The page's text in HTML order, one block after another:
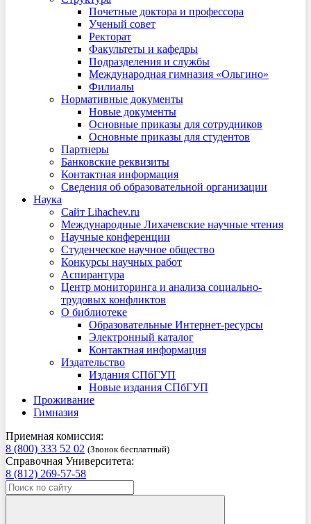
Почетные доктора и профессора
Ученый совет
Ректорат
Факультеты и кафедры
Подразделения и службы
Международная гимназия «Ольгино»
Филиалы
Нормативные документы
Новые документы
Основные приказы для сотрудников
Основные приказы для студентов
Партнеры
Банковские реквизиты
Контактная информация
Сведения об образовательной организации
Наука
Сайт Lihachev.ru
Международные Лихачевские научные чтения
Научные конференции
Студенческое научное общество
Конкурсы научных работ
Аспирантура
Центр мониторинга и анализа социально-
трудовых конфликтов
О библиотеке
Образовательные Интернет-ресурсы
Электронный каталог
Контактная информация
Издательство
Издания СПбГУП
Новые издания СПбГУП
Проживание
Гимназия
Приемная комиссия:
8 (800) 333 52 02 (Звонок бесплатный)
Справочная Университета:
8 (812) 269-57-58